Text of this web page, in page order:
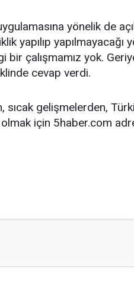
yönelik de
yapılıp yapılmayacağı
bir çalışmamız yok.
cevap verdi.
gelişmelerden,
için 5haber.com